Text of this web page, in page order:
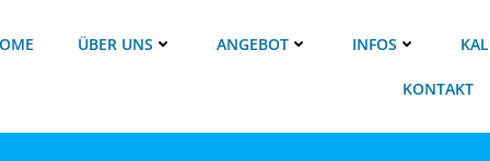
ÜBER UNS ANGEBOT INFOS
KONTAKT